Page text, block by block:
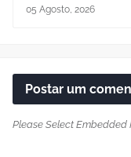
05 Agosto, 2026
Postar um
Please Select Embedded